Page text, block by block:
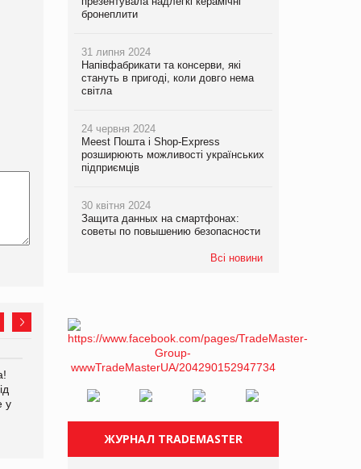
у
EVA.UA запустила
кампанію «Хто б знав» про
асортимент, якого покупці
платформі
Kraft Heinz скоротила
збиток у першому півріччі
бронеплити
31 липня 2024
Напівфабрикати та консерви, які
стануть в пригоді, коли довго нема
світла
24 червня 2024
Meest Пошта і Shop-Express
розширюють можливості українських
підприємців
30 квітня 2024
Защита данных на смартфонах:
советы по повышению безопасности
Всі новини
ЖУРНАЛ TRADEMASTER